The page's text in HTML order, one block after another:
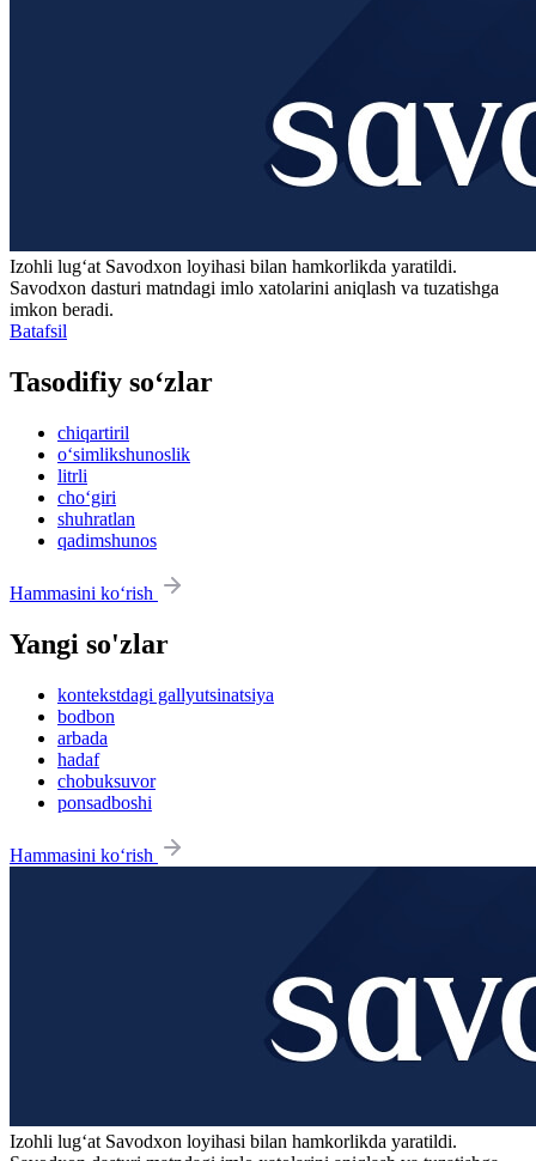
Izohli lugʻat Savodxon loyihasi bilan hamkorlikda yaratildi.
Savodxon dasturi matndagi imlo xatolarini aniqlash va tuzatishga
imkon beradi.
Batafsil
Tasodifiy so‘zlar
chiqartiril
o‘simlikshunoslik
litrli
cho‘giri
shuhratlan
qadimshunos
Hammasini ko‘rish
Yangi so'zlar
kontekstdagi gallyutsinatsiya
bodbon
arbada
hadaf
chobuksuvor
ponsadboshi
Hammasini ko‘rish
Izohli lugʻat Savodxon loyihasi bilan hamkorlikda yaratildi.